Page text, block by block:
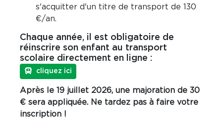
s'acquitter d'un titre de transport de 130
€/an.
Chaque année, il est obligatoire de
réinscrire son enfant au transport
scolaire directement en ligne :
cliquez ici
Après le 19 juillet 2026, une majoration de 30
€ sera appliquée. Ne tardez pas à faire votre
inscription !